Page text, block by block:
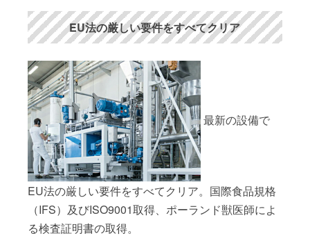
EU法の厳しい要件をすべてクリア
最新の設備で
EU法の厳しい要件をすべてクリア。国際食品規格
（IFS）及びISO9001取得、ポーランド獣医師によ
る検査証明書の取得。